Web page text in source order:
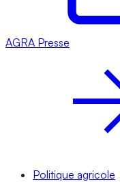
AGRA Presse
Politique agricole